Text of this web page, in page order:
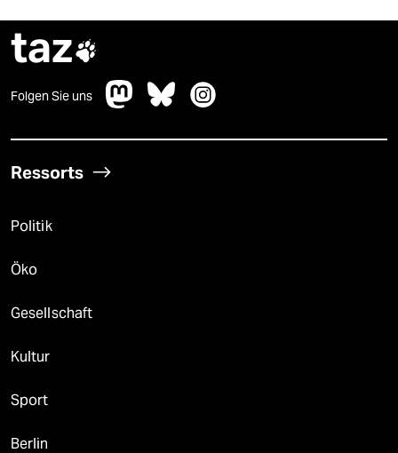
taz
Folgen Sie uns
Ressorts
Politik
Öko
Gesellschaft
Kultur
Sport
Berlin